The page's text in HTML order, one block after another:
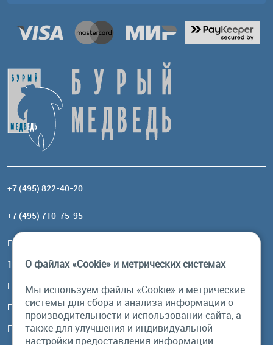
+7 (495) 822-40-20
+7 (495) 710-75-95
Email:
117485, Москва, ул. Профсоюзная, 84/32, корп 1
Посмотреть на карте
График работы
Пн-Пт: с 10:00 до 18:00
О файлах «Cookie» и метрических системах
Мы используем файлы «Cookie» и метрические
системы для сбора и анализа информации о
производительности и использовании сайта, а
также для улучшения и индивидуальной
настройки предоставления информации.